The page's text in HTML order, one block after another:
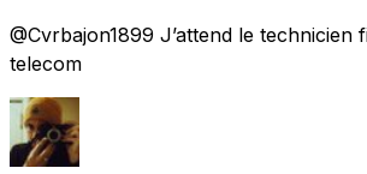
@Cvrbajon1899 J’attend le technicien
telecom